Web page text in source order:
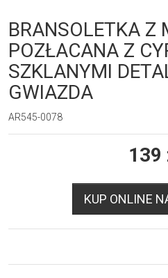
BRANSOLETKA Z
POZŁACANA Z
SZKLANYMI
GWIAZDA
AR545-0078
139
KUP ONLINE